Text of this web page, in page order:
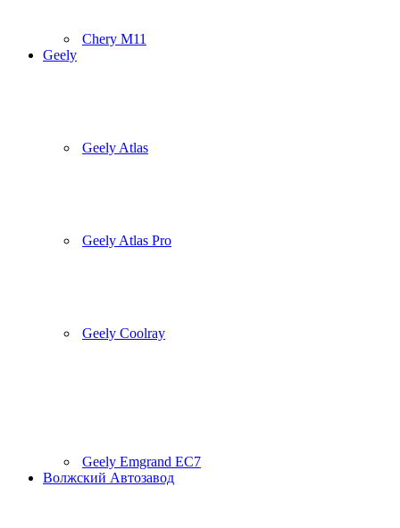
Chery M11
Geely
Geely Atlas
Geely Atlas Pro
Geely Coolray
Geely Emgrand EC7
Волжский Автозавод